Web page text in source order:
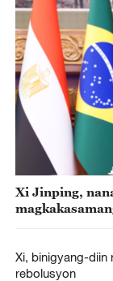
Xi Jinping,
Xi, binigyang-diin
rebolusyon